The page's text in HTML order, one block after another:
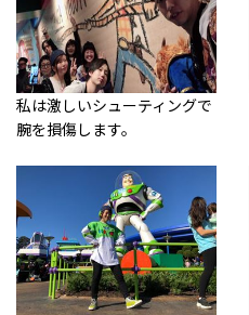
私は激しいシューティングで
腕を損傷します。